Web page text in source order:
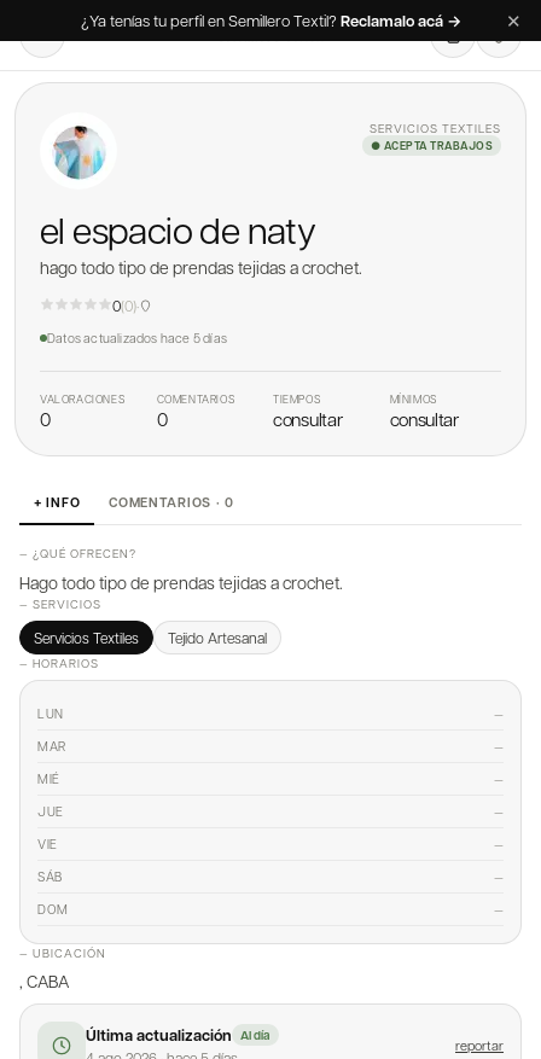
¿Ya tenías tu perfil en Semillero Textil? Reclamalo acá → ✕
SERVICIOS TEXTILES
● ACEPTA TRABAJOS
el espacio de naty
hago todo tipo de prendas tejidas a crochet.
0(0)·
Datos actualizados hace 5 días
VALORACIONES
0
COMENTARIOS
0
TIEMPOS
consultar
MÍNIMOS
consultar
+ INFO COMENTARIOS · 0
— ¿QUÉ OFRECEN?
Hago todo tipo de prendas tejidas a crochet.
— SERVICIOS
Servicios Textiles Tejido Artesanal
— HORARIOS
LUN —
MAR —
MIÉ —
JUE —
VIE —
SÁB —
DOM —
— UBICACIÓN
, CABA
Última actualización Al día
reportar